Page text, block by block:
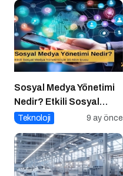
Sosyal Medya Yönetimi
Nedir? Etkili Sosyal
Medya Yönetimi İçin 10
Teknoloji 9 ay önce